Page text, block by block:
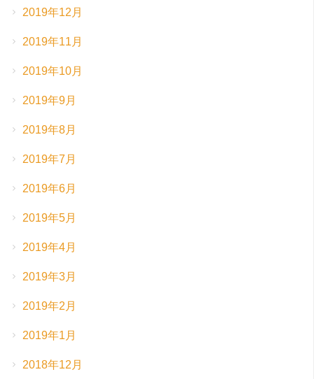
2019年12月
2019年11月
2019年10月
2019年9月
2019年8月
2019年7月
2019年6月
2019年5月
2019年4月
2019年3月
2019年2月
2019年1月
2018年12月